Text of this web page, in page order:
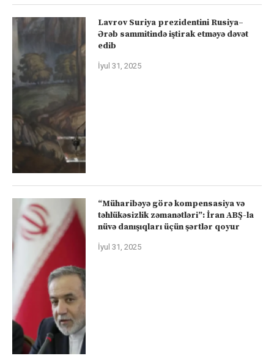
Lavrov Suriya prezidentini Rusiya–
Ərəb sammitində iştirak etməyə dəvət
edib
İyul 31, 2025
“Müharibəyə görə kompensasiya və
təhlükəsizlik zəmanətləri”: İran ABŞ-la
nüvə danışıqları üçün şərtlər qoyur
İyul 31, 2025